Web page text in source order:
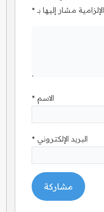
الإلزامية مشار إليها بـ *
الاسم *
البريد الإلكتروني *